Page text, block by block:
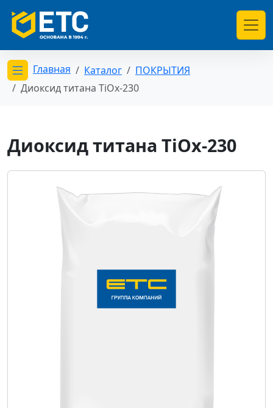
Открыть меню категорий
Главная Каталог
ПОКРЫТИЯ
Диоксид титана TiOx-230
Диоксид титана TiOx-230